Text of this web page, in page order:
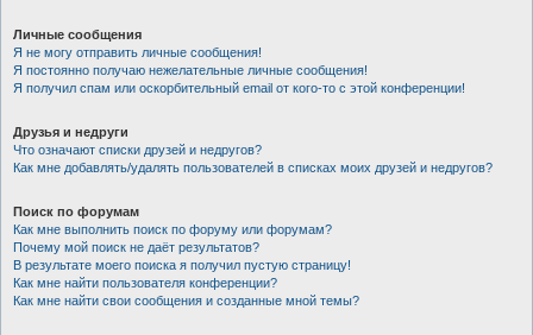
Личные сообщения
Я не могу отправить личные сообщения!
Я постоянно получаю нежелательные личные сообщения!
Я получил спам или оскорбительный email от кого-то с этой конференции!
Друзья и недруги
Что означают списки друзей и недругов?
Как мне добавлять/удалять пользователей в списках моих друзей и недругов?
Поиск по форумам
Как мне выполнить поиск по форуму или форумам?
Почему мой поиск не даёт результатов?
В результате моего поиска я получил пустую страницу!
Как мне найти пользователя конференции?
Как мне найти свои сообщения и созданные мной темы?